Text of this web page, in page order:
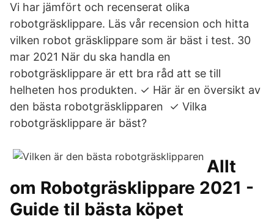
Vi har jämfört och recenserat olika
robotgräsklippare. Läs vår recension och hitta
vilken robot gräsklippare som är bäst i test. 30
mar 2021 När du ska handla en
robotgräsklippare är ett bra råd att se till
helheten hos produkten. ✓ Här är en översikt av
den bästa robotgräsklipparen ✓ Vilka
robotgräsklippare är bäst?
Allt
om Robotgräsklippare 2021 -
Guide til bästa köpet